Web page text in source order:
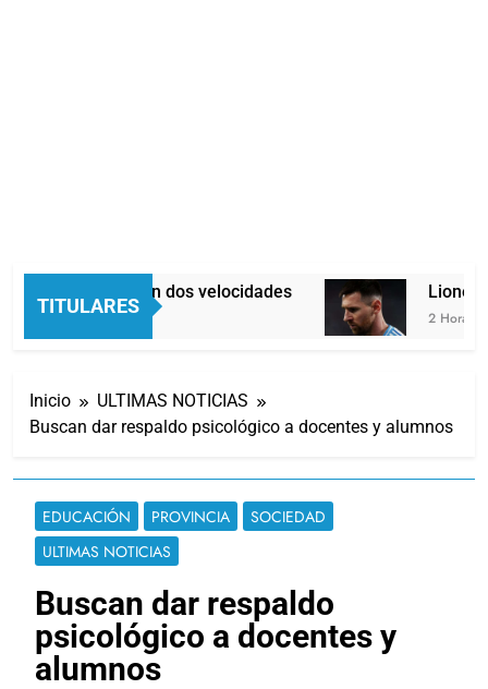
TITULARES
Economía en dos velocidades
1 Hora Atrás
Lionel
2 Horas
Inicio
ULTIMAS NOTICIAS
Buscan dar respaldo psicológico a docentes y alumnos
EDUCACIÓN PROVINCIA
SOCIEDAD
ULTIMAS NOTICIAS
Buscan dar respaldo
psicológico a docentes y
alumnos